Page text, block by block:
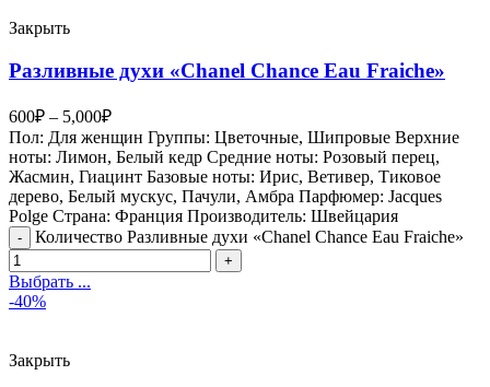
Закрыть
Разливные духи «Chanel Chance Eau Fraiche»
600₽ – 5,000₽
Пол: Для женщин Группы: Цветочные, Шипровые Верхние
ноты: Лимон, Белый кедр Средние ноты: Розовый перец,
Жасмин, Гиацинт Базовые ноты: Ирис, Ветивер, Тиковое
дерево, Белый мускус, Пачули, Амбра Парфюмер: Jacques
Polge Страна: Франция Производитель: Швейцария
Количество Разливные духи «Chanel Chance Eau Fraiche»
Выбрать ...
-40%
Закрыть